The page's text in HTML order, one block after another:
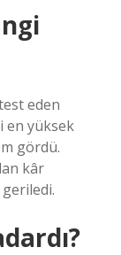
eden
en yüksek
gördü.
kâr
geriledi.